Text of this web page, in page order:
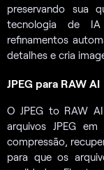
preservando sua
tecnologia de
refinamentos
detalhes e cria
JPEG para RAW AI
O JPEG to RAW
arquivos JPEG
compressão,
para que os